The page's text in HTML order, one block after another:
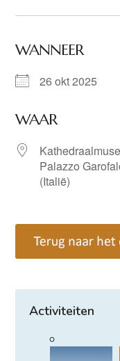
WANNEER
26 okt 2025
WAAR
Palazzo
(Italië)
Activiteiten